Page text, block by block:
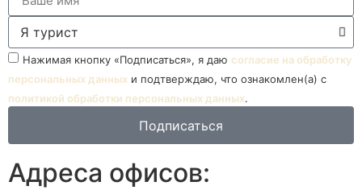
Нажимая кнопку «Подписаться», я даю согласие на обработку
персональных данных и подтверждаю, что ознакомлен(а) с
политикой обработки персональных данных.
Подписаться
Адреса офисов: